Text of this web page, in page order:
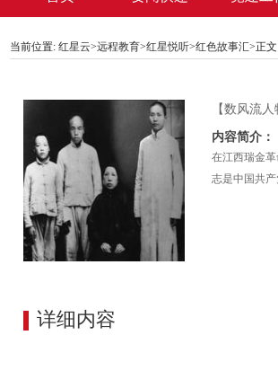
当前位置: 红星云>远程教育>红星悦听>红色故事汇>正文
【数风流
内容简介：
在江西瑞金
志是中国共
详细内容